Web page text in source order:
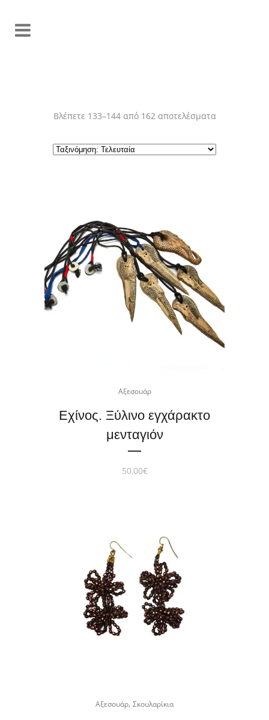
Βλέπετε 133–144 από 162 αποτελέσματαSorted
by
Αξεσουάρ
Εχίνος. Ξύλινο εγχάρακτο
μενταγιόν
50,00€
Αξεσουάρ, Σκουλαρίκια